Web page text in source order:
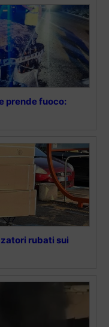
prende fuoco:
rubati sui